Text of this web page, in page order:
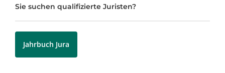
Sie suchen qualifizierte Juristen?
Jahrbuch Jura